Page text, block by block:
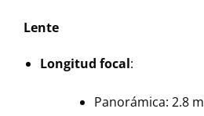
Lente
Longitud focal:
Panorámica: 2.8